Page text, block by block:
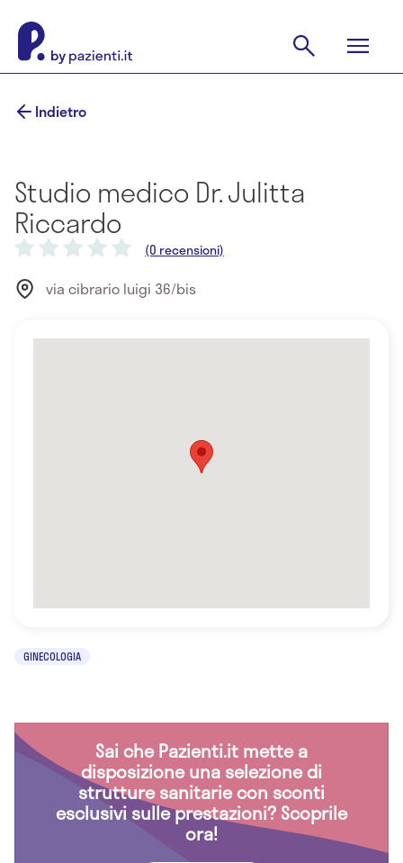
Indietro
Studio medico Dr. Julitta
Riccardo
(0 recensioni)
via cibrario luigi 36/bis
GINECOLOGIA
Sai che Pazienti.it mette a
disposizione una selezione di
strutture sanitarie con sconti
esclusivi sulle prestazioni? Scoprile
ora!